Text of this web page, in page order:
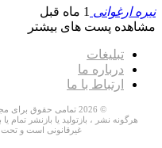
نیره ارغوانی 1 ماه قبل
مشاهده پست های بیشتر
تبلیغات
درباره ما
ارتباط با ما
© 2026 تمامی حقوق برای مجله کسب و کار بازده محفوظ می باشد.
هرگونه نشر ، بازتولید یا بازنشر
غیرقانونی است و تحت